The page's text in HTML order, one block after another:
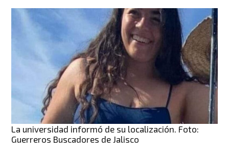
La universidad informó de su localización. Foto:
Guerreros Buscadores de Jalisco